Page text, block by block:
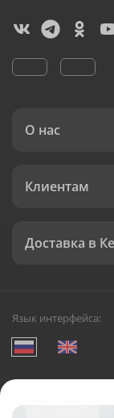
О нас
Клиентам
Доставка в
Язык интерфейса:
Служба
Русский Букет,